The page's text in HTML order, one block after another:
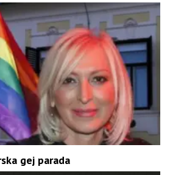
gej parada